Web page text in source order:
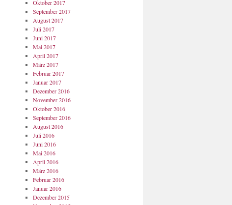
Oktober 2017
September 2017
August 2017
Juli 2017
Juni 2017
Mai 2017
April 2017
März 2017
Februar 2017
Januar 2017
Dezember 2016
November 2016
Oktober 2016
September 2016
August 2016
Juli 2016
Juni 2016
Mai 2016
April 2016
März 2016
Februar 2016
Januar 2016
Dezember 2015